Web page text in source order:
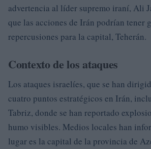
advertencia al líder supremo iraní, Ali
que las acciones de Irán podrían tener
repercusiones para la capital, Teherán.
Contexto de los ataques
Los ataques israelíes, que se han
cuatro puntos estratégicos en Irán,
Tabriz, donde se han reportado
humo visibles. Medios locales han
lugar es la capital de la provincia de